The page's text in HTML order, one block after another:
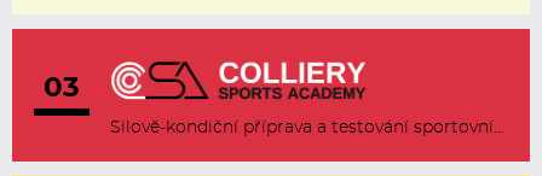
03
Silově-kondiční příprava a testování sportovní…